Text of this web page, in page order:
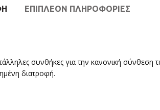
ΕΠΙΠΛΈΟΝ ΠΛΗΡΟΦΟΡΊΕΣ
συνθήκες για την κανονική σύνθεση
διατροφή.